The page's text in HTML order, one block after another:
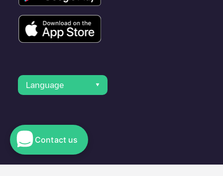
Language
© 2023 Electromaps
Contact us